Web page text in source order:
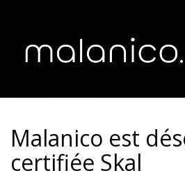
Malanico est
certifiée Skal